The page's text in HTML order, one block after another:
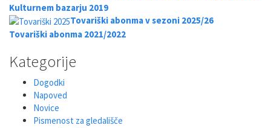
Kulturnem bazarju 2019
Tovariški abonma v sezoni 2025/26
Tovariški abonma 2021/2022
Kategorije
Dogodki
Napoved
Novice
Pismenost za gledališče